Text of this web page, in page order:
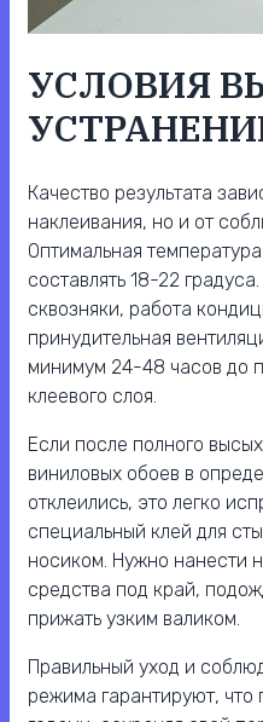
УСЛОВИЯ
Качество результата
наклеивания, но и от
Оптимальная
составлять 18-22
сквозняки, работа
принудительная
минимум 24-48 часов до
клеевого слоя.
Если после полного
виниловых обоев в
отклеились, это легко
специальный клей для
носиком. Нужно нанести
средства под край,
прижать узким валиком.
Правильный уход и
режима гарантируют, что